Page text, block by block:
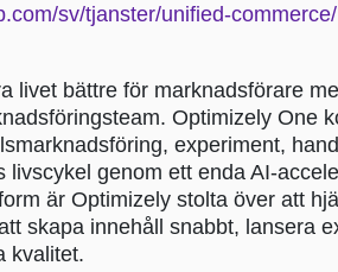
sv/tjanster/unified-commerce/
livet bättre för marknadsförare
Optimizely One
experiment,
livscykel genom ett enda AI-
är Optimizely stolta över att
skapa innehåll snabbt, lansera
kvalitet.